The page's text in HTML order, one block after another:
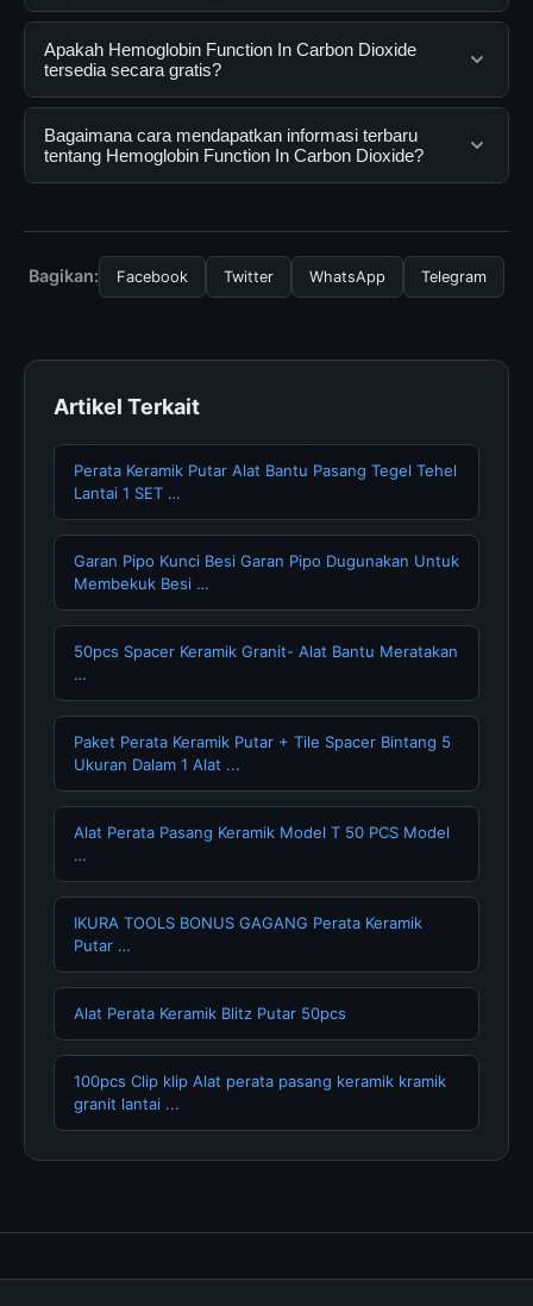
Hemoglobin Function In Carbon Dioxide adalah layanan
digital yang dirancang untuk membantu pengguna
mendapatkan informasi lengkap dan terpercaya. Anda
dapat menggunakannya dengan mengunjungi situs
resmi dan mengikuti panduan yang tersedia.
Apakah Hemoglobin Function In Carbon Dioxide
tersedia secara gratis?
Ya, Hemoglobin Function In Carbon Dioxide dapat
diakses secara gratis oleh semua pengguna. Tidak ada
biaya tersembunyi atau langganan yang diperlukan
Bagaimana cara mendapatkan informasi terbaru
tentang Hemoglobin Function In Carbon Dioxide?
mengunjungi halaman resmi kami secara berkala. Kami
selalu memperbarui konten dengan informasi terkini dan
Bagikan: Facebook Twitter WhatsApp Telegram
Artikel Terkait
Perata Keramik Putar Alat Bantu Pasang Tegel Tehel
Lantai 1 SET …
Garan Pipo Kunci Besi Garan Pipo Dugunakan Untuk
Membekuk Besi …
50pcs Spacer Keramik Granit- Alat Bantu Meratakan
…
Paket Perata Keramik Putar + Tile Spacer Bintang 5
Ukuran Dalam 1 Alat ...
Alat Perata Pasang Keramik Model T 50 PCS Model
…
IKURA TOOLS BONUS GAGANG Perata Keramik
Putar …
Alat Perata Keramik Blitz Putar 50pcs
100pcs Clip klip Alat perata pasang keramik kramik
granit lantai ...